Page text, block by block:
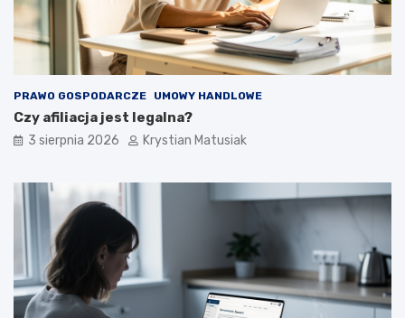
PRAWO GOSPODARCZE UMOWY HANDLOWE
Czy afiliacja jest legalna?
3 sierpnia 2026 Krystian Matusiak